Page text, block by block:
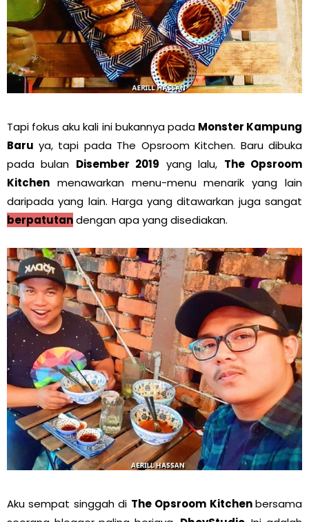
Tapi fokus aku kali ini bukannya pada Monster Kampung
Baru ya, tapi pada The Opsroom Kitchen. Baru dibuka
pada bulan Disember 2019 yang lalu, The Opsroom
Kitchen menawarkan menu-menu menarik yang lain
daripada yang lain. Harga yang ditawarkan juga sangat
berpatutandengan apa yang disediakan.
Aku sempat singgah di The Opsroom Kitchenbersama